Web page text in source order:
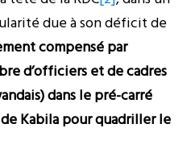
due à son déficit de
compensé par
d’officiers et de cadres
dans le pré-carré
Kabila pour quadriller le